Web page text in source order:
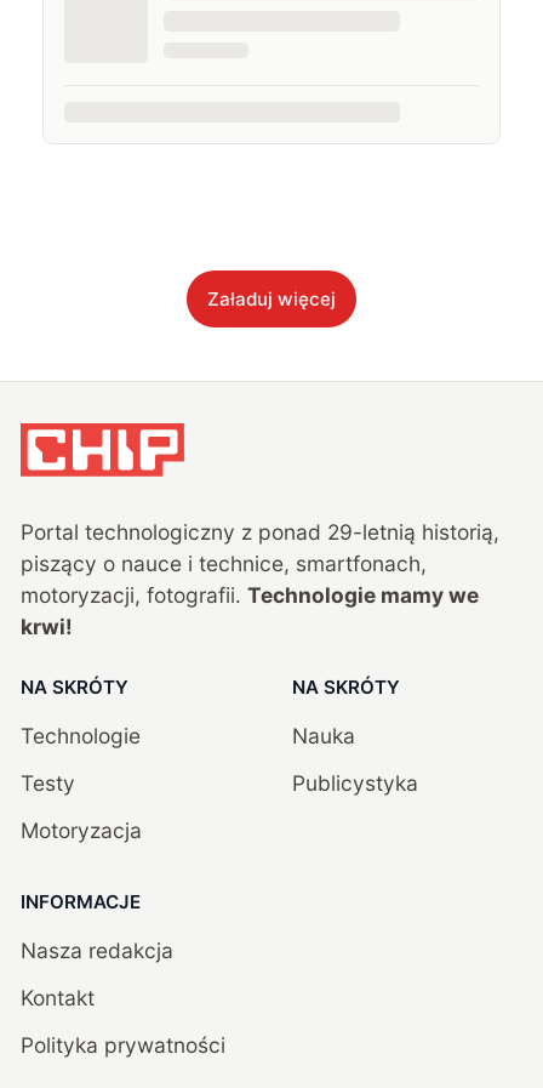
Załaduj więcej
Portal technologiczny z ponad 29-letnią historią,
piszący o nauce i technice, smartfonach,
motoryzacji, fotografii. Technologie mamy we
krwi!
NA SKRÓTY
Technologie
Testy
Motoryzacja
NA SKRÓTY
Nauka
Publicystyka
INFORMACJE
Nasza redakcja
Kontakt
Polityka prywatności